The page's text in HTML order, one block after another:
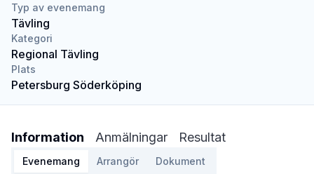
Typ av evenemang
Tävling
Kategori
Regional Tävling
Plats
Petersburg Söderköping
Information Anmälningar Resultat
Evenemang Arrangör Dokument